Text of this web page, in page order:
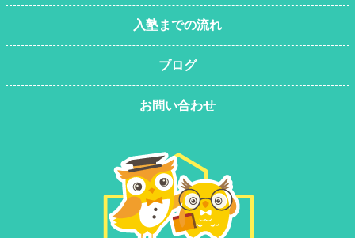
入塾までの流れ
ブログ
お問い合わせ